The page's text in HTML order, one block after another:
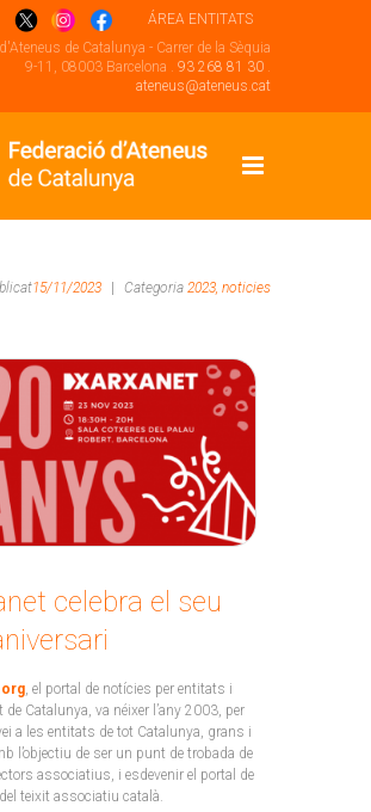
ÁREA ENTITATS
de Catalunya - Carrer de la Sèquia
9-11, 08003 Barcelona . 93 268 81 30 .
ateneus@ateneus.cat
15/11/2023 Categoria 2023, noticies
celebra el seu
, el portal de notícies per entitats i
Catalunya, va néixer l’any 2003, per
a les entitats de tot Catalunya, grans i
l’objectiu de ser un punt de trobada de
associatius, i esdevenir el portal de
teixit associatiu català.